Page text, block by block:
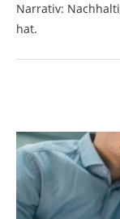
Narrativ:
hat.